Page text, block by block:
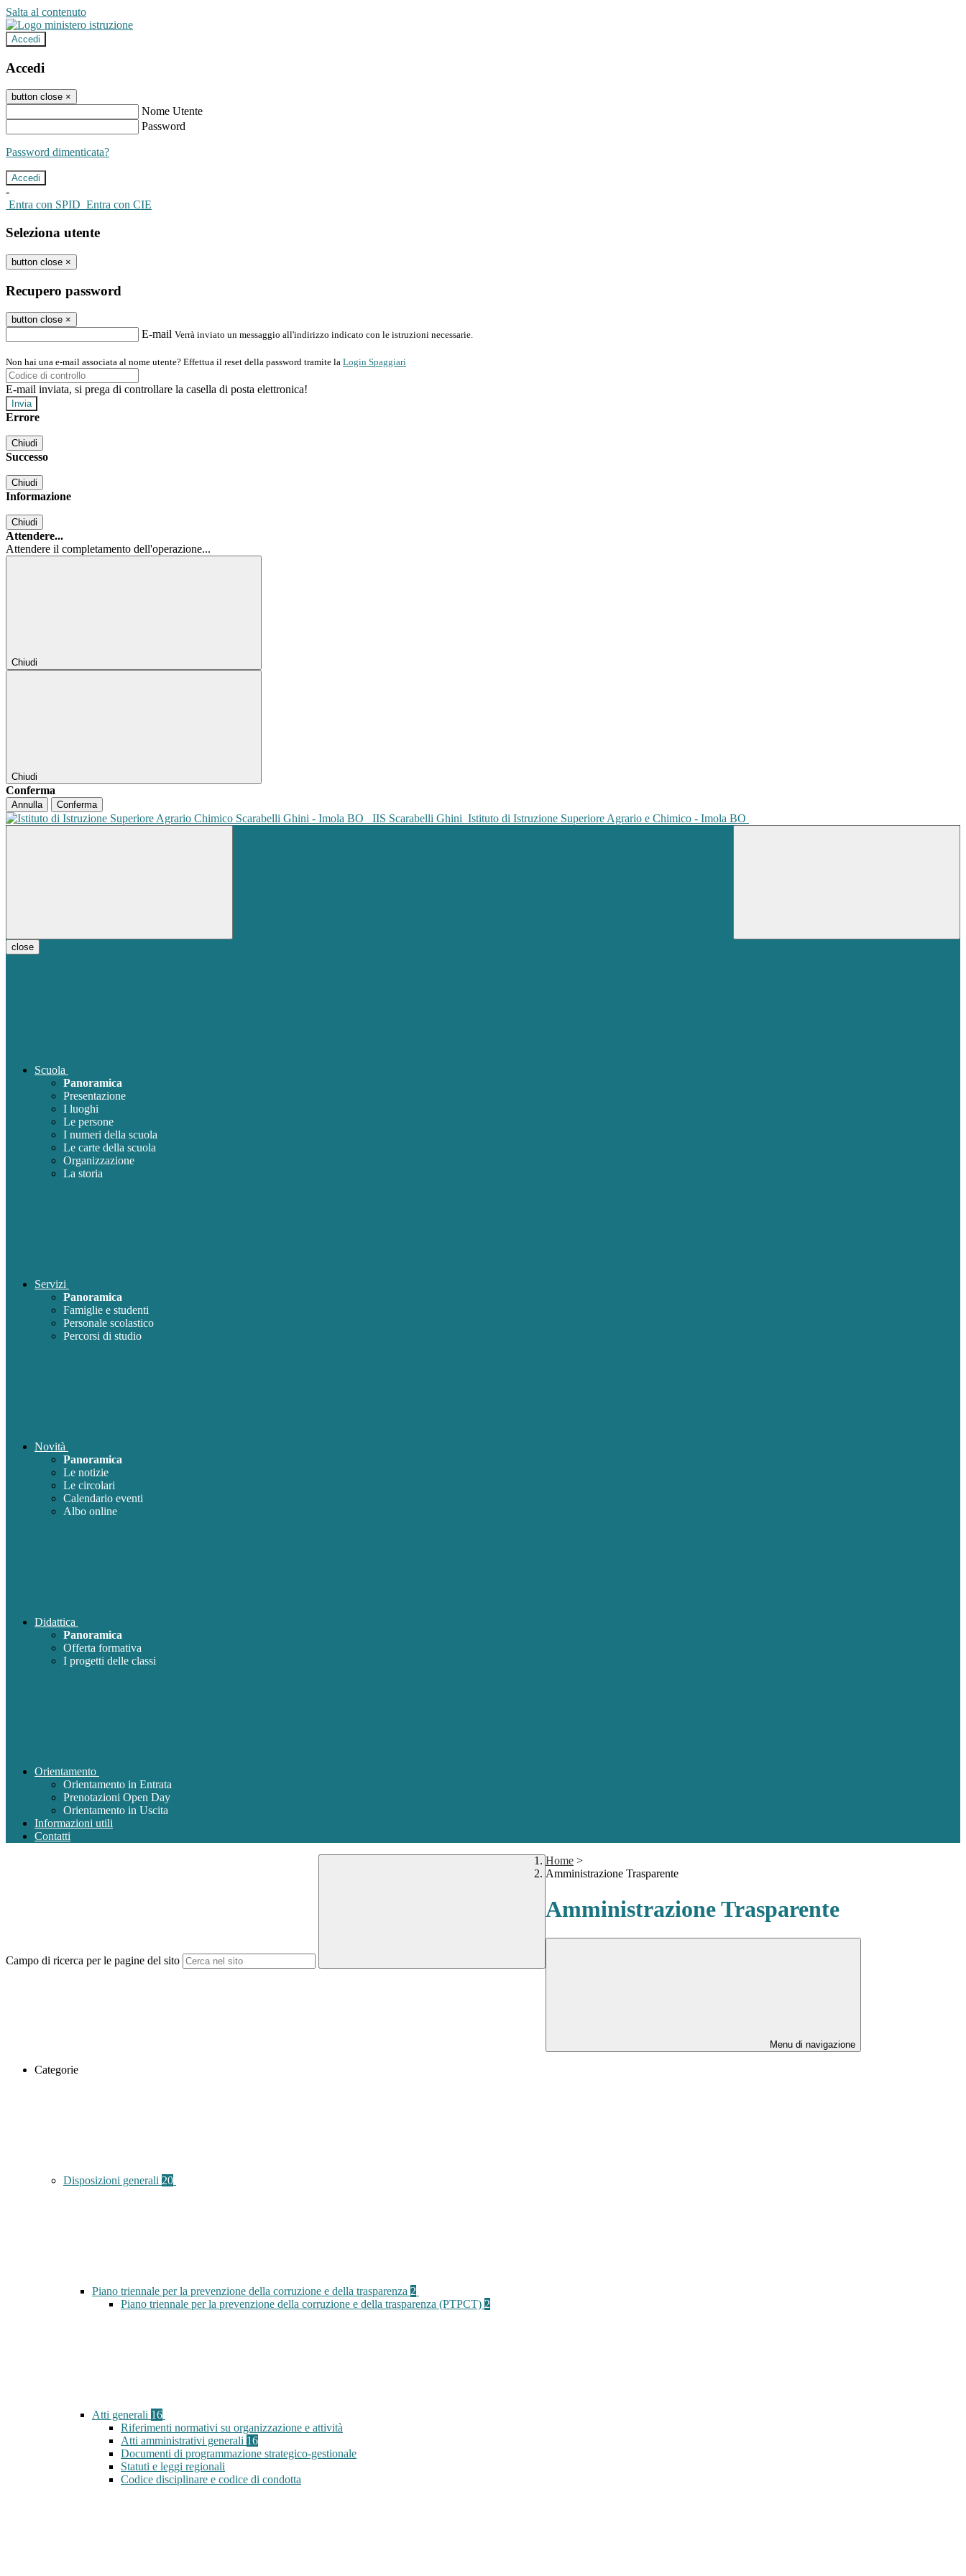
Salta al contenuto
Accedi
Accedi
button close ×
Nome Utente
Password
Password dimenticata?
-
Entra con SPID Entra con CIE
Seleziona utente
button close ×
Recupero password
button close ×
E-mail Verrà inviato un messaggio all'indirizzo indicato con le istruzioni necessarie.
Non hai una e-mail associata al nome utente? Effettua il reset della password tramite la Login Spaggiari
E-mail inviata, si prega di controllare la casella di posta elettronica!
Errore
Chiudi
Successo
Chiudi
Informazione
Chiudi
Attendere...
Attendere il completamento dell'operazione...
Chiudi
Chiudi
Conferma
Annulla Conferma
IIS Scarabelli Ghini Istituto di Istruzione Superiore Agrario e Chimico - Imola BO
close
Scuola
Panoramica
Presentazione
I luoghi
Le persone
I numeri della scuola
Le carte della scuola
Organizzazione
La storia
Servizi
Panoramica
Famiglie e studenti
Personale scolastico
Percorsi di studio
Novità
Panoramica
Le notizie
Le circolari
Calendario eventi
Albo online
Didattica
Panoramica
Offerta formativa
I progetti delle classi
Orientamento
Orientamento in Entrata
Prenotazioni Open Day
Orientamento in Uscita
Informazioni utili
Contatti
Campo di ricerca per le pagine del sito
Home >
Amministrazione Trasparente
Amministrazione Trasparente
Menu di navigazione
Categorie
Disposizioni generali 20
Piano triennale per la prevenzione della corruzione e della trasparenza 2
Piano triennale per la prevenzione della corruzione e della trasparenza (PTPCT) 2
Atti generali 16
Riferimenti normativi su organizzazione e attività
Atti amministrativi generali 16
Documenti di programmazione strategico-gestionale
Statuti e leggi regionali
Codice disciplinare e codice di condotta